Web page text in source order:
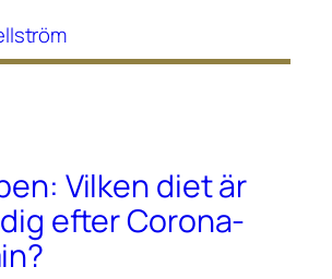
Vilken diet är
efter Corona-